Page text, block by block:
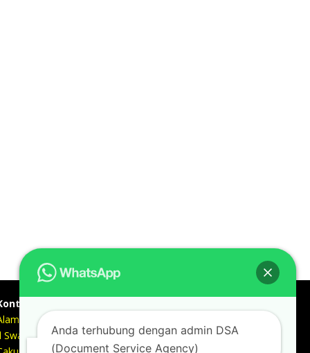
kami
kantor :
Swadaya Pam No 6 Rt 006 Rw 007 Jatinegara,
Anda terhubung dengan admin DSA
(Document Service Agency)